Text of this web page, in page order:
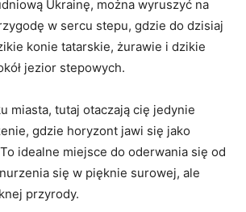
Ukrainę, można wyruszyć na
w sercu stepu, gdzie do dzisiaj
konie tatarskie, żurawie i dzikie
jezior stepowych.
miasta, tutaj otaczają cię jedynie
gdzie horyzont jawi się jako
idealne miejsce do oderwania się od
się w pięknie surowej, ale
przyrody.